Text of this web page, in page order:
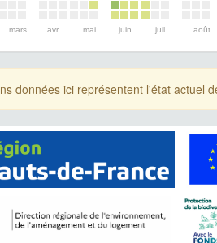
mars avr. mai juin juil. août
données ici représentent l'état actuel